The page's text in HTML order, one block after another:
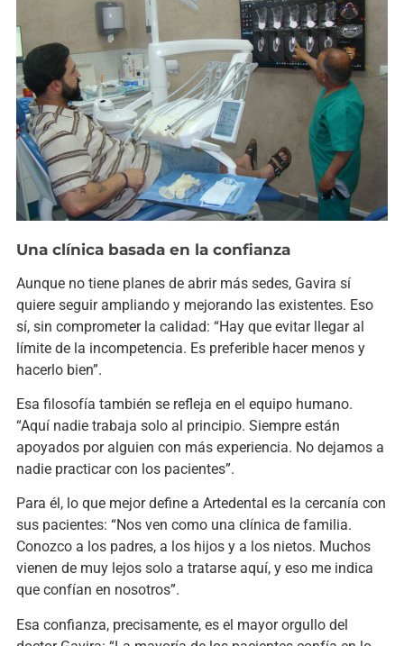
Una clínica basada en la confianza
Aunque no tiene planes de abrir más sedes, Gavira sí
quiere seguir ampliando y mejorando las existentes. Eso
sí, sin comprometer la calidad: “Hay que evitar llegar al
límite de la incompetencia. Es preferible hacer menos y
hacerlo bien”.
Esa filosofía también se refleja en el equipo humano.
“Aquí nadie trabaja solo al principio. Siempre están
apoyados por alguien con más experiencia. No dejamos a
nadie practicar con los pacientes”.
Para él, lo que mejor define a Artedental es la cercanía con
sus pacientes: “Nos ven como una clínica de familia.
Conozco a los padres, a los hijos y a los nietos. Muchos
vienen de muy lejos solo a tratarse aquí, y eso me indica
que confían en nosotros”.
Esa confianza, precisamente, es el mayor orgullo del